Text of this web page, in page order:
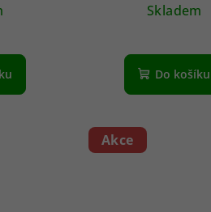
Skladem
Do košíku
Akce